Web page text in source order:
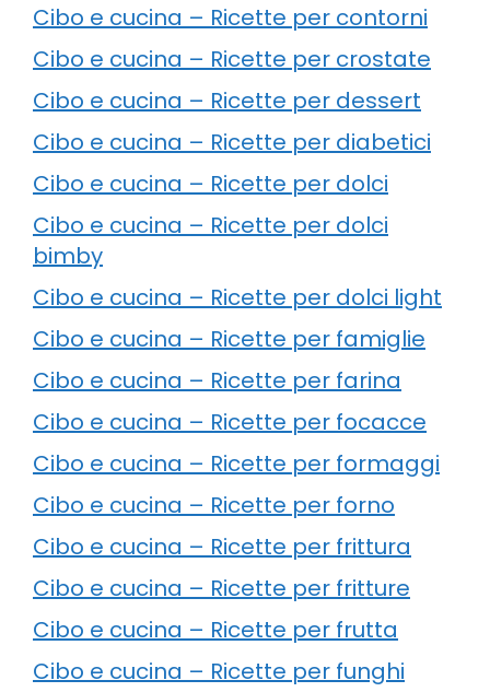
Cibo e cucina – Ricette per contorni
Cibo e cucina – Ricette per crostate
Cibo e cucina – Ricette per dessert
Cibo e cucina – Ricette per diabetici
Cibo e cucina – Ricette per dolci
Cibo e cucina – Ricette per dolci
bimby
Cibo e cucina – Ricette per dolci light
Cibo e cucina – Ricette per famiglie
Cibo e cucina – Ricette per farina
Cibo e cucina – Ricette per focacce
Cibo e cucina – Ricette per formaggi
Cibo e cucina – Ricette per forno
Cibo e cucina – Ricette per frittura
Cibo e cucina – Ricette per fritture
Cibo e cucina – Ricette per frutta
Cibo e cucina – Ricette per funghi